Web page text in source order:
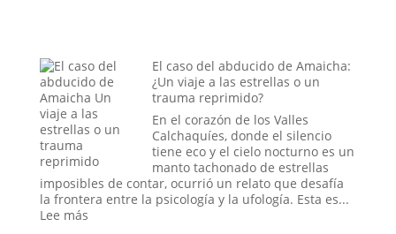
El caso del abducido de Amaicha:
¿Un viaje a las estrellas o un
trauma reprimido?
En el corazón de los Valles
Calchaquíes, donde el silencio
tiene eco y el cielo nocturno es un
manto tachonado de estrellas
imposibles de contar, ocurrió un relato que desafía
la frontera entre la psicología y la ufología. Esta es...
Lee más: